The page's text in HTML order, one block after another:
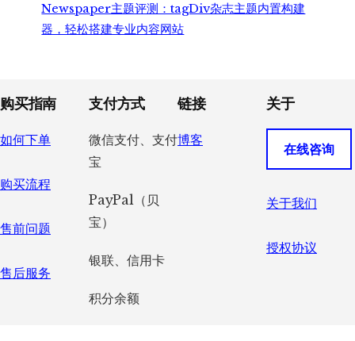
Newspaper主题评测：tagDiv杂志主题内置构建
器，轻松搭建专业内容网站
Footer
购买指南
如何下单
购买流程
售前问题
售后服务
支付方式
微信支付、支付
宝
PayPal（贝
宝）
银联、信用卡
积分余额
链接
博客
关于
在线咨询
关于我们
授权协议